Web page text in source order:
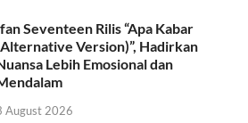
Seventeen Rilis “Apa Kabar
Version)”, Hadirkan
Lebih Emosional dan
August 2026